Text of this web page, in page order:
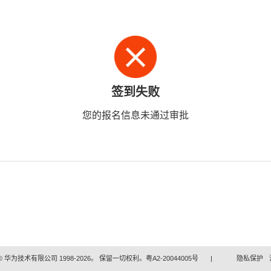
签到失败
您的报名信息未通过审批
华为技术有限公司 1998-2026。 保留一切权利。粤A2-20044005号 | 隐私保护